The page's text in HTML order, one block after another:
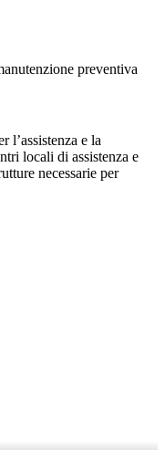
preventiva
l’assistenza e la
locali di assistenza e
necessarie per